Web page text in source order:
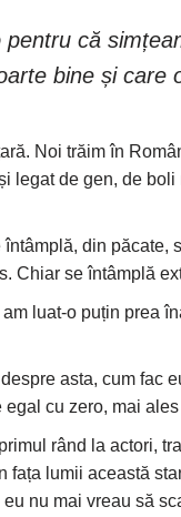
pentru că
bine și care
Noi trăim în
legat de gen, de
din păcate,
Chiar se întâmplă
luat-o puțin prea
asta, cum fac
cu zero, mai
rând la actori,
fața lumii această
nu mai vreau să